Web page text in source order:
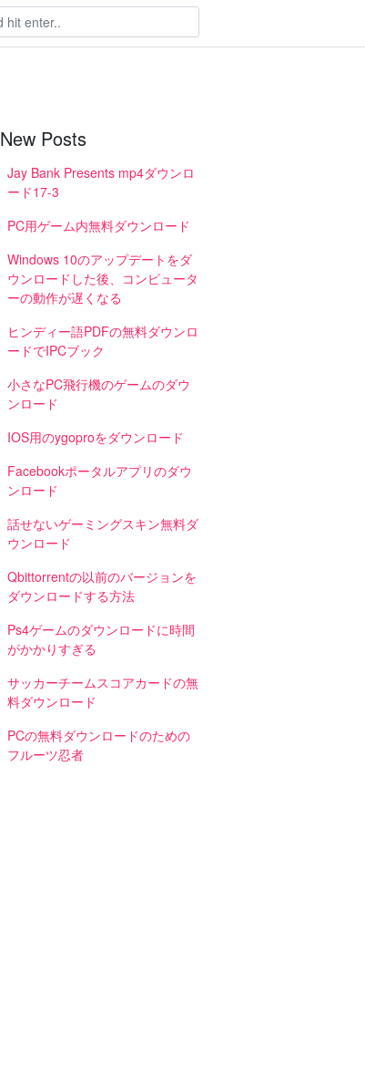
New Posts
Jay Bank Presents mp4ダウンロ
ード17-3
PC用ゲーム内無料ダウンロード
Windows 10のアップデートをダ
ウンロードした後、コンピュータ
ーの動作が遅くなる
ヒンディー語PDFの無料ダウンロ
ードでIPCブック
小さなPC飛行機のゲームのダウ
ンロード
IOS用のygoproをダウンロード
Facebookポータルアプリのダウ
ンロード
話せないゲーミングスキン無料ダ
ウンロード
Qbittorrentの以前のバージョンを
ダウンロードする方法
Ps4ゲームのダウンロードに時間
がかかりすぎる
サッカーチームスコアカードの無
料ダウンロード
PCの無料ダウンロードのための
フルーツ忍者